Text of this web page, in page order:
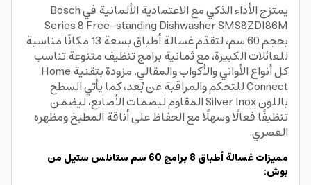
يمتزج الأداء الذكي مع الاعتمادية الألمانية في Bosch
Series 8 Free-standing Dishwasher SMS8ZDI86M
بحجم 60 سم، لتقدّم غسالة أطباق بسعة 13 مكانًا مناسبة
للعائلات الكبيرة، مع ثمانية برامج تنظيف متنوعة تناسب
كل أنواع الأواني والأكواب والمقالي. مزودة بتقنية Home
Connect للتحكم والمراقبة عن بُعد، كما يأتي السطح
باللون Silver Inox المقاوم لبصمات الأصابع، ليضمن
تنظيفًا فعالًا وسهلًا مع الحفاظ على أناقة المطبخ ومظهره
العصري.
مميزات غسالة أطباق 8 برامج 60 سم ستانلس ستيل من
بوش: